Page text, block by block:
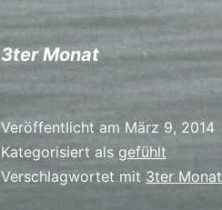
3ter Monat
Veröffentlicht am März 9, 2014
Kategorisiert als gefühlt
Verschlagwortet mit 3ter Monat